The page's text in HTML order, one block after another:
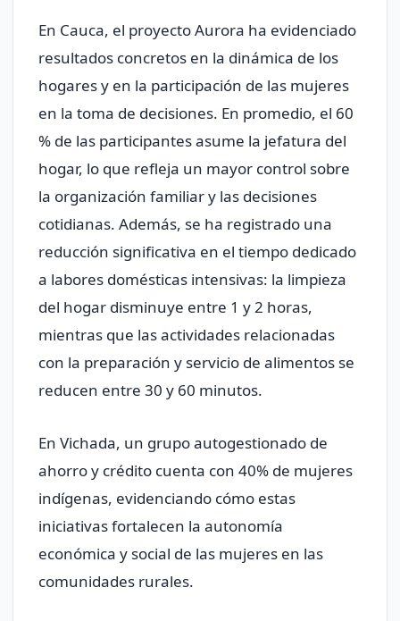
En Cauca, el proyecto Aurora ha evidenciado
resultados concretos en la dinámica de los
hogares y en la participación de las mujeres
en la toma de decisiones. En promedio, el 60
% de las participantes asume la jefatura del
hogar, lo que refleja un mayor control sobre
la organización familiar y las decisiones
cotidianas. Además, se ha registrado una
reducción significativa en el tiempo dedicado
a labores domésticas intensivas: la limpieza
del hogar disminuye entre 1 y 2 horas,
mientras que las actividades relacionadas
con la preparación y servicio de alimentos se
reducen entre 30 y 60 minutos.
En Vichada, un grupo autogestionado de
ahorro y crédito cuenta con 40% de mujeres
indígenas, evidenciando cómo estas
iniciativas fortalecen la autonomía
económica y social de las mujeres en las
comunidades rurales.